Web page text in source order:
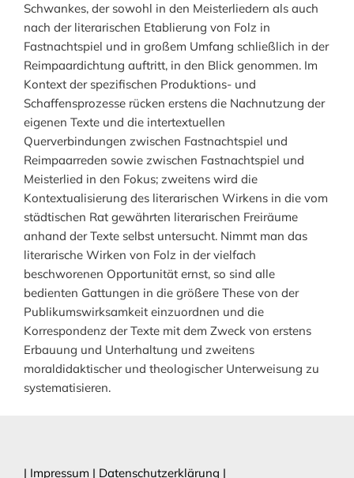
Schwankes, der sowohl in den Meisterliedern als auch
nach der literarischen Etablierung von Folz in
Fastnachtspiel und in großem Umfang schließlich in der
Reimpaardichtung auftritt, in den Blick genommen. Im
Kontext der spezifischen Produktions- und
Schaffensprozesse rücken erstens die Nachnutzung der
eigenen Texte und die intertextuellen
Querverbindungen zwischen Fastnachtspiel und
Reimpaarreden sowie zwischen Fastnachtspiel und
Meisterlied in den Fokus; zweitens wird die
Kontextualisierung des literarischen Wirkens in die vom
städtischen Rat gewährten literarischen Freiräume
anhand der Texte selbst untersucht. Nimmt man das
literarische Wirken von Folz in der vielfach
beschworenen Opportunität ernst, so sind alle
bedienten Gattungen in die größere These von der
Publikumswirksamkeit einzuordnen und die
Korrespondenz der Texte mit dem Zweck von erstens
Erbauung und Unterhaltung und zweitens
moraldidaktischer und theologischer Unterweisung zu
systematisieren.
| Impressum | Datenschutzerklärung |